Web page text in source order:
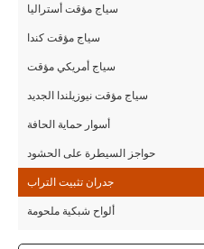
أسوار ملعب
أسوار حواجز
الأسوار لفة أعلى
سياج مؤقت أستراليا
سياج مؤقت كندا
سياج أمريكي مؤقت
سياج مؤقت نيوزيلندا الجديد
أسوار حماية الحافة
حواجز السيطرة على الحشود
جدران تثبيت التراب
ألواح شبكية ملحومة